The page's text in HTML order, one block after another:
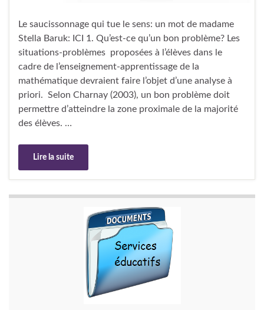
Le saucissonnage qui tue le sens: un mot de madame
Stella Baruk: ICI 1. Qu’est-ce qu’un bon problème? Les
situations-problèmes proposées à l’élèves dans le
cadre de l’enseignement-apprentissage de la
mathématique devraient faire l’objet d’une analyse à
priori. Selon Charnay (2003), un bon problème doit
permettre d’atteindre la zone proximale de la majorité
des élèves. …
Lire la suite